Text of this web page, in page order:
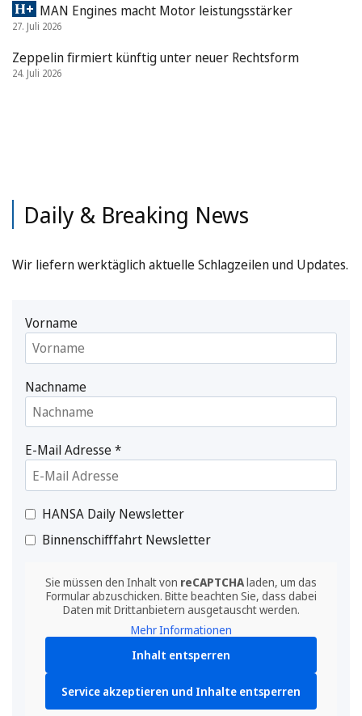
MAN Engines macht Motor leistungsstärker
27. Juli 2026
Zeppelin firmiert künftig unter neuer Rechtsform
24. Juli 2026
Daily & Breaking News
Wir liefern werktäglich aktuelle Schlagzeilen und Updates.
Vorname
Nachname
E-Mail Adresse*
HANSA Daily Newsletter
Binnenschifffahrt Newsletter
Sie müssen den Inhalt von reCAPTCHAladen, um das
Formular abzuschicken. Bitte beachten Sie, dass dabei
Daten mit Drittanbietern ausgetauscht werden.
Mehr Informationen
Inhalt entsperren
Service akzeptieren und Inhalte entsperren